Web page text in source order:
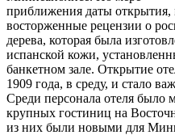
приближения даты открытия,
восторженные рецензии о
дерева, которая была
испанской кожи,
банкетном зале. Открытие
1909 года, в среду, и стало
Среди персонала отеля было
крупных гостиниц на
из них были новыми для